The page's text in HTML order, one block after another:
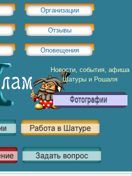
Организации
Отзывы
Оповещения
Новости, события, афиша
Шатуры и Рошаля